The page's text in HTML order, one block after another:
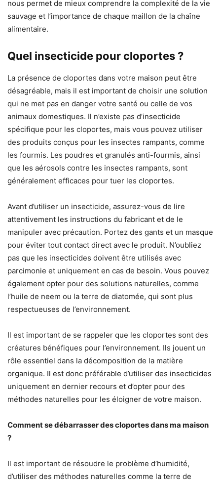
nous permet de mieux comprendre la complexité de la vie
sauvage et l’importance de chaque maillon de la chaîne
alimentaire.
Quel insecticide pour cloportes ?
La présence de cloportes dans votre maison peut être
désagréable, mais il est important de choisir une solution
qui ne met pas en danger votre santé ou celle de vos
animaux domestiques. Il n’existe pas d’insecticide
spécifique pour les cloportes, mais vous pouvez utiliser
des produits conçus pour les insectes rampants, comme
les fourmis. Les poudres et granulés anti-fourmis, ainsi
que les aérosols contre les insectes rampants, sont
généralement efficaces pour tuer les cloportes.
Avant d’utiliser un insecticide, assurez-vous de lire
attentivement les instructions du fabricant et de le
manipuler avec précaution. Portez des gants et un masque
pour éviter tout contact direct avec le produit. N’oubliez
pas que les insecticides doivent être utilisés avec
parcimonie et uniquement en cas de besoin. Vous pouvez
également opter pour des solutions naturelles, comme
l’huile de neem ou la terre de diatomée, qui sont plus
respectueuses de l’environnement.
Il est important de se rappeler que les cloportes sont des
créatures bénéfiques pour l’environnement. Ils jouent un
rôle essentiel dans la décomposition de la matière
organique. Il est donc préférable d’utiliser des insecticides
uniquement en dernier recours et d’opter pour des
méthodes naturelles pour les éloigner de votre maison.
Comment se débarrasser des cloportes dans ma maison
?
Il est important de résoudre le problème d’humidité,
d’utiliser des méthodes naturelles comme la terre de